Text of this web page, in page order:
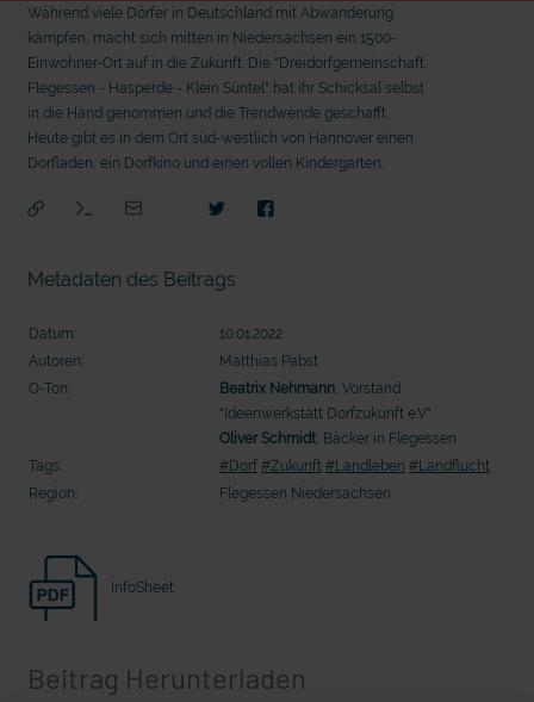
Seelsorge für Trucker: "Könige der
Landstraße" oder "Deppen der Nation"?
"Wir bauen Cherson wieder auf" -
in der Ukraine
Während viele Dörfer in Deutschland mit Abwanderung
kämpfen, macht sich mitten in Niedersachsen ein 1500-
Einwohner-Ort auf in die Zukunft. Die "Dreidorfgemeinschaft
Flegessen - Hasperde - Klein Süntel" hat ihr Schicksal selbst
in die Hand genommen und die Trendwende geschafft.
Heute gibt es in dem Ort süd-westlich von Hannover einen
Dorfladen, ein Dorfkino und einen vollen Kindergarten.
Metadaten des Beitrags
Datum:
10.01.2022
Autoren:
Matthias Pabst
O-Ton:
Beatrix Nehmann , Vorstand
"Ideenwerkstatt Dorfzukunft e.V."
Oliver Schmidt , Bäcker in Flegessen
Tags:
#Dorf #Zukunft #Landleben #Landflucht
Region:
Flegessen Niedersachsen
InfoSheet
Beitrag Herunterladen